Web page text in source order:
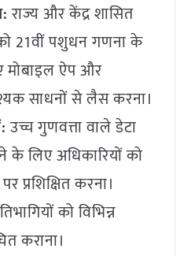
राज्य और केंद्र शासित
21वीं पशुधन गणना के
ऐप और
साधनों से लैस करना।
उच्च गुणवत्ता वाले डेटा
के लिए अधिकारियों को
प्रशिक्षित करना।
को विभिन्न
कराना।